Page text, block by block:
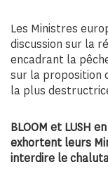
Les Ministres
discussion sur la
encadrant la
sur la proposition
la plus
BLOOM et LUSH
exhortent leurs
interdire le